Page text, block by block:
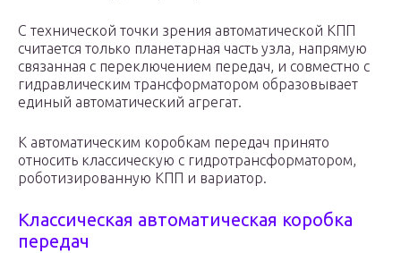
С технической точки зрения автоматической КПП
считается только планетарная часть узла, напрямую
связанная с переключением передач, и совместно с
гидравлическим трансформатором образовывает
единый автоматический агрегат.
К автоматическим коробкам передач принято
относить классическую с гидротрансформатором,
роботизированную КПП и вариатор.
Классическая автоматическая коробка
передач